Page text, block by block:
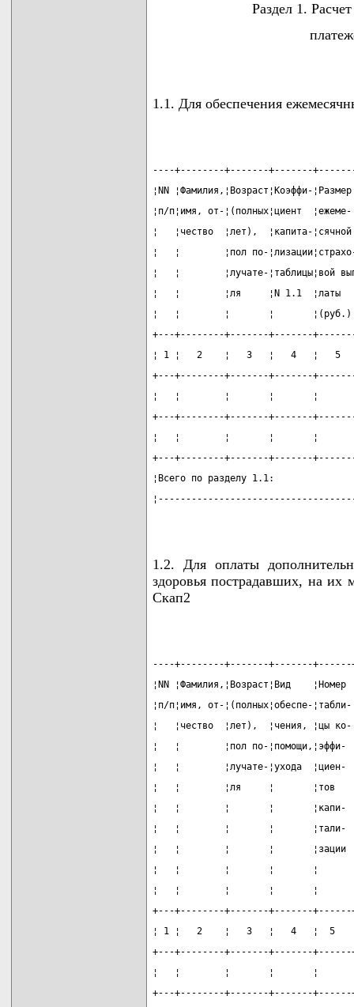
Раздел 1.
1.1. Для обеспечения
----+--------+-------+-------
¦NN ¦Фамилия,¦Возраст¦Коэффи-
¦п/п¦имя, от-¦(полных¦циент
¦   ¦чество  ¦лет),  ¦капита-
¦   ¦        ¦пол по-
¦   ¦        ¦лучате-
¦   ¦        ¦ля     ¦N 1.1
¦   ¦        ¦       ¦
+---+--------+-------+-------
¦ 1 ¦   2    ¦   3   ¦   4   ¦
+---+--------+-------+-------
¦   ¦        ¦       ¦       ¦
+---+--------+-------+-------
¦   ¦        ¦       ¦       ¦
+---+--------+-------+-------
¦Всего по разделу 1.1:
1.2. Для оплаты
здоровья пострадавших, на
Скап2
----+--------+-------+-------
¦NN ¦Фамилия,¦Возраст¦Вид
¦п/п¦имя, от-¦(полных¦обеспе-
¦   ¦чество  ¦лет),  ¦чения, ¦цы
¦   ¦        ¦пол по-
¦   ¦        ¦лучате-¦ухода  ¦циен-
¦   ¦        ¦ля     ¦       ¦тов
¦   ¦        ¦       ¦       ¦капи-
¦   ¦        ¦       ¦       ¦тали-
¦   ¦        ¦       ¦       ¦зации
¦   ¦        ¦       ¦       ¦
¦   ¦        ¦       ¦       ¦
+---+--------+-------+-------
¦ 1 ¦   2    ¦   3   ¦   4   ¦  5
+---+--------+-------+-------
¦   ¦        ¦       ¦       ¦
+---+--------+-------+-------